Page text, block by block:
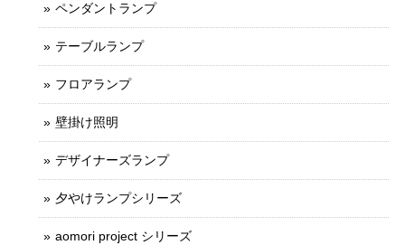
ペンダントランプ
テーブルランプ
フロアランプ
壁掛け照明
デザイナーズランプ
夕やけランプシリーズ
aomori project シリーズ